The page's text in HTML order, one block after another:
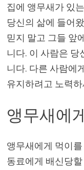
집에 앵무새가 있
당신의 삶에 들어
믿지 말고 그들 앞
니다. 이 사람은 당
니다. 다른 사람에
유지하려고 노력
앵무새에
앵무새에게 먹이
동료에게 배신당